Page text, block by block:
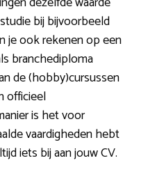
bij bijvoorbeeld
je ook rekenen op een
branchediploma
de (hobby)cursussen
officieel
is het voor
vaardigheden hebt
iets bij aan jouw CV.